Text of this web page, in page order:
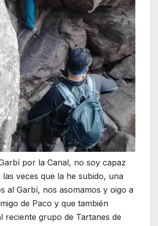
por la Canal, no soy capaz
veces que la he subido, una
al Garbí, nos asomamos y oigo a
de Paco y que también
reciente grupo de Tartanes de